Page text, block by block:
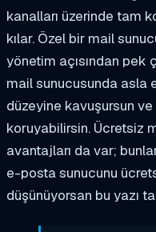
kanalları üzerinde tam
kılar. Özel bir mail
yönetim açısından pek
mail sunucusunda asla
düzeyine kavuşursun
koruyabilirsin. Ücretsiz
avantajları da var;
e-posta sunucunu
düşünüyorsan bu yazı